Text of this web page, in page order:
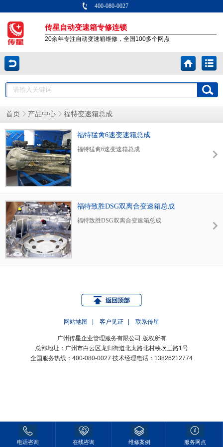
400-080-0027
传星自动变速箱专修连锁
20余年专注自动变速箱维修，全国100多个网点
首页 产品中心 福特变速箱总成
福特猛禽6速变速箱总成
福特猛禽6速变速箱总成
福特致胜DSG双离合变速箱总成
福特致胜DSG双离合变速箱总成
网站地图 客户见证 联系传星
广州传星企业管理服务有限公司 版权所有
总部地址：广州市白云区龙归街道北太路北村秧坎三路1号
全国服务热线：400-080-0027 技术经理电话：13826212774
电话咨询 在线咨询 维修案例 服务网点